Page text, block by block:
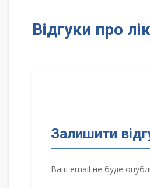
Відгуки про
Залишити
Ваш email не буде